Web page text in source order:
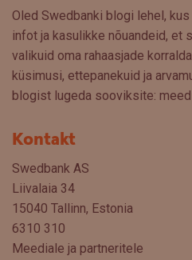
Oled Swedbanki blogi lehel,
infot ja kasulikke nõuandeid, et
valikuid oma rahaasjade
küsimusi, ettepanekuid ja
blogist lugeda sooviksite:
Kontakt
Swedbank AS
Liivalaia 34
15040 Tallinn, Estonia
6310 310
Meediale ja partneritele